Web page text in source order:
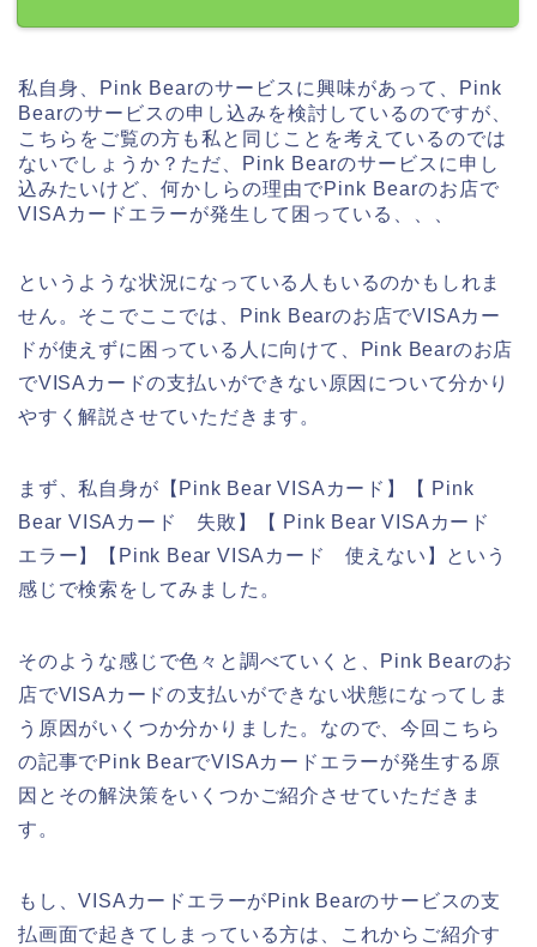
私自身、Pink Bearのサービスに興味があって、Pink
Bearのサービスの申し込みを検討しているのですが、
こちらをご覧の方も私と同じことを考えているのでは
ないでしょうか？ただ、Pink Bearのサービスに申し
込みたいけど、何かしらの理由でPink Bearのお店で
VISAカードエラーが発生して困っている、、、
というような状況になっている人もいるのかもしれま
せん。そこでここでは、Pink Bearのお店でVISAカー
ドが使えずに困っている人に向けて、Pink Bearのお店
でVISAカードの支払いができない原因について分かり
やすく解説させていただきます。
まず、私自身が【Pink Bear VISAカード】【 Pink
Bear VISAカード 失敗】【 Pink Bear VISAカード
エラー】【Pink Bear VISAカード 使えない】という
感じで検索をしてみました。
そのような感じで色々と調べていくと、Pink Bearのお
店でVISAカードの支払いができない状態になってしま
う原因がいくつか分かりました。なので、今回こちら
の記事でPink BearでVISAカードエラーが発生する原
因とその解決策をいくつかご紹介させていただきま
す。
もし、VISAカードエラーがPink Bearのサービスの支
払画面で起きてしまっている方は、これからご紹介す